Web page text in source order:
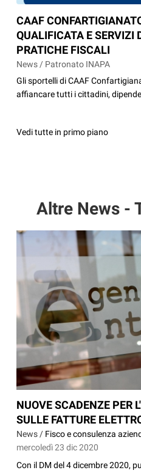
CAAF
QUALIFICATA E SERVIZI
PRATICHE FISCALI
News / Patronato INAPA
Gli sportelli di CAAF
affiancare tutti i cittadini,
Vedi tutte in primo piano
Altre News -
NUOVE SCADENZE PER
SULLE FATTURE
News / Fisco e consulenza
mercoledì 23 dic 2020
Con il DM del 4 dicembre 2020,